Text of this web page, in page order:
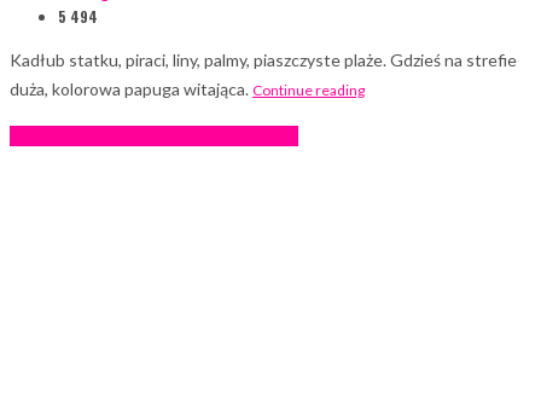
5 494
Kadłub statku, piraci, liny, palmy, piaszczyste plaże. Gdzieś na strefie
duża, kolorowa papuga witająca. Continue reading